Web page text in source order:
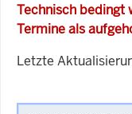
Technisch bedingt
Termine als
Letzte